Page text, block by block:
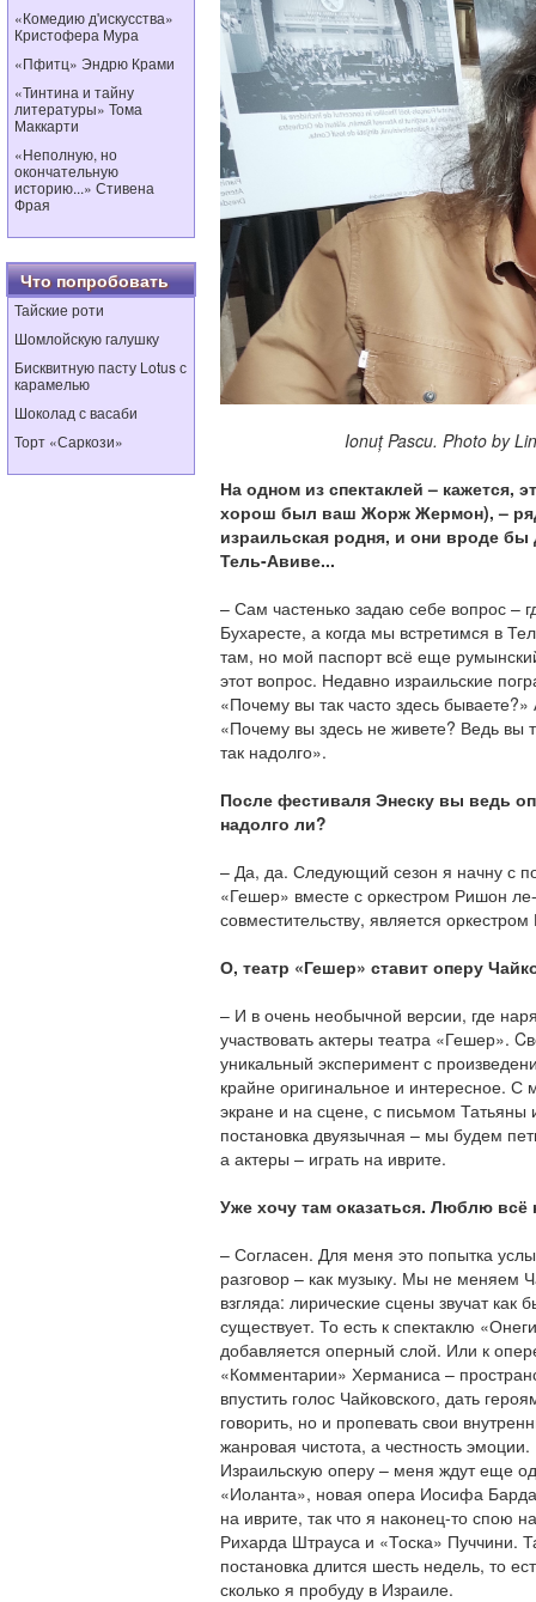
«Комедию д'искусства»
Кристофера Мура
«Пфитц» Эндрю Крами
«Тинтина и тайну
литературы» Тома
Маккарти
«Неполную, но
окончательную
историю...» Стивена
Фрая
Что попробовать
Тайские роти
Шомлойскую галушку
Бисквитную пасту Lotus с
карамелью
Шоколад с васаби
Торт «Саркози»
Ionuț Pascu. Photo by Lina
На одном из спектаклей – кажется,
хорош был ваш Жорж Жермон), –
израильская родня, и они вроде
Тель-Авиве...
– Сам частенько задаю себе вопрос –
Бухаресте, а когда мы встретимся в
там, но мой паспорт всё еще
этот вопрос. Недавно израильские
«Почему вы так часто здесь бываете?»
«Почему вы здесь не живете? Ведь вы
так надолго».
После фестиваля Энеску вы ведь
надолго ли?
– Да, да. Следующий сезон я начну с
«Гешер» вместе с оркестром Ришон
совместительству, является
О, театр «Гешер» ставит оперу
– И в очень необычной версии, где
участвовать актеры театра «Гешер».
уникальный эксперимент с
крайне оригинальное и интересное.
экране и на сцене, с письмом Татьяны
постановка двуязычная – мы будем
а актеры – играть на иврите.
Уже хочу там оказаться. Люблю всё
– Согласен. Для меня это попытка
разговор – как музыку. Мы не меняем
взгляда: лирические сцены звучат как
существует. То есть к спектаклю
добавляется оперный слой. Или к
«Комментарии» Херманиса –
впустить голос Чайковского, дать
говорить, но и пропевать свои
жанровая чистота, а честность
Израильскую оперу – меня ждут еще
«Иоланта», новая опера Иосифа
на иврите, так что я наконец-то спою
Рихарда Штрауса и «Тоска» Пуччини.
постановка длится шесть недель, то
сколько я пробуду в Израиле.